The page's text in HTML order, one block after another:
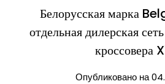
Белорусская марка
отдельная дилерская
кроссовера
Опубликовано на